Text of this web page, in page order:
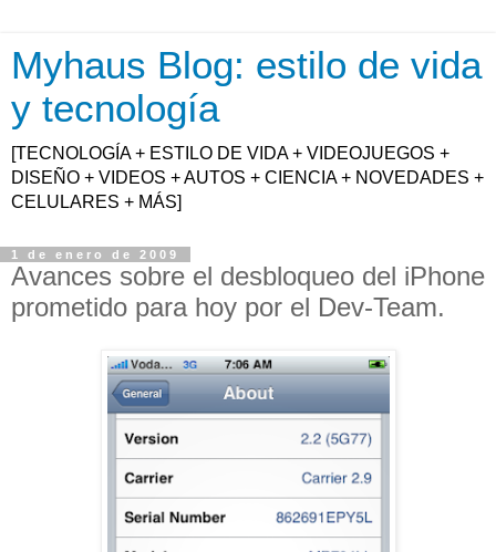
Myhaus Blog: estilo de vida
y tecnología
[TECNOLOGÍA + ESTILO DE VIDA + VIDEOJUEGOS +
DISEÑO + VIDEOS + AUTOS + CIENCIA + NOVEDADES +
CELULARES + MÁS]
1 de enero de 2009
Avances sobre el desbloqueo del iPhone
prometido para hoy por el Dev-Team.